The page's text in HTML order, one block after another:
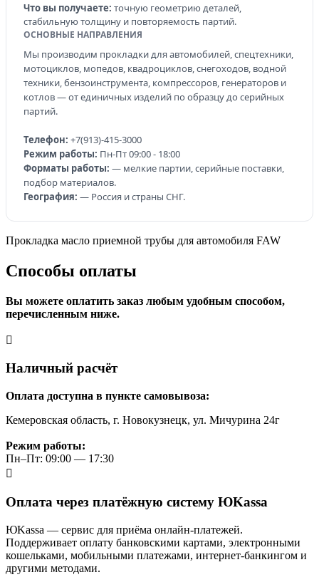
Что вы получаете: точную геометрию деталей,
стабильную толщину и повторяемость партий.
ОСНОВНЫЕ НАПРАВЛЕНИЯ
Мы производим прокладки для автомобилей, спецтехники,
мотоциклов, мопедов, квадроциклов, снегоходов, водной
техники, бензоинструмента, компрессоров, генераторов и
котлов — от единичных изделий по образцу до серийных
партий.
Телефон: +7(913)-415-3000
Режим работы: Пн-Пт 09:00 - 18:00
Форматы работы: — мелкие партии, серийные поставки,
подбор материалов.
География: — Россия и страны СНГ.
Прокладка масло приемной трубы для автомобиля FAW
Способы оплаты
Вы можете оплатить заказ любым удобным способом,
перечисленным ниже.
Наличный расчёт
Оплата доступна в пункте самовывоза:
Кемеровская область, г. Новокузнецк, ул. Мичурина 24г
Режим работы:
Пн–Пт: 09:00 — 17:30
Оплата через платёжную систему ЮKassa
ЮKassa — сервис для приёма онлайн-платежей.
Поддерживает оплату банковскими картами, электронными
кошельками, мобильными платежами, интернет-банкингом и
другими методами.